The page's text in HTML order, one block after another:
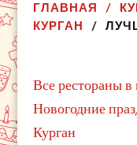
ГЛАВНАЯ
КУРГАН
Все рестораны в
Новогодние
Курган